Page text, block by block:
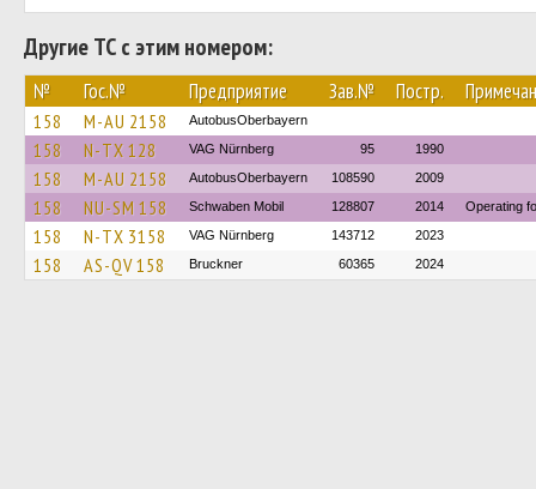
Другие ТС с этим номером:
№ Гос.№ Предприятие Зав.№ Постр.
158 M-AU 2158 AutobusOberbayern
158 N-TX 128 VAG Nürnberg 95 1990
158 M-AU 2158 AutobusOberbayern 108590 2009
158 NU-SM 158 Schwaben Mobil 128807 2014 Operating
158 N-TX 3158 VAG Nürnberg 143712 2023
158 AS-QV 158 Bruckner 60365 2024